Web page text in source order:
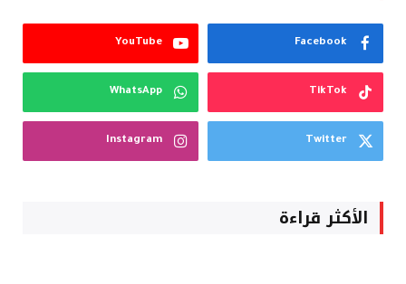
Facebook
YouTube
TikTok
WhatsApp
Twitter
Instagram
الأكثر قراءة